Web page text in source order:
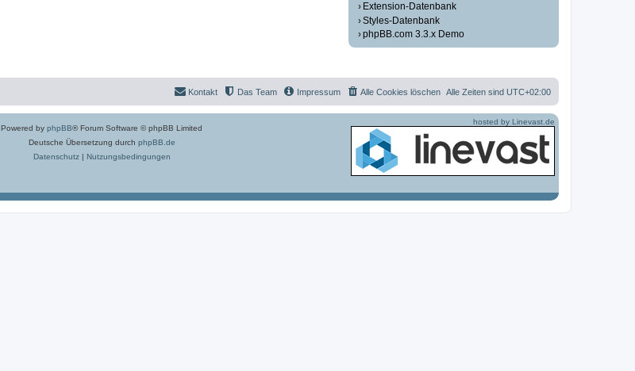
Extension-Datenbank
Styles-Datenbank
phpBB.com 3.3.x Demo
Alle Zeiten sind UTC+02:00
Alle Cookies löschen
Impressum
Das Team
Kontakt
Powered by phpBB® Forum Software © phpBB Limited
Deutsche Übersetzung durch phpBB.de
Datenschutz| Nutzungsbedingungen
hosted by Linevast.de